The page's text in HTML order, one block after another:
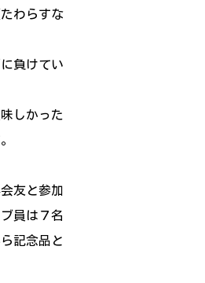
わらすな
負けてい
しかった
友と参加
員は７名
記念品と